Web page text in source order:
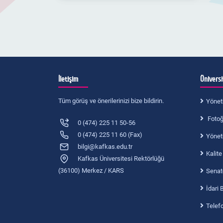
Aday Öğrenci
İletişim
Tüm görüş ve önerilerinizi bize bildirin.
0 (474) 225 11 50-56
0 (474) 225 11 60 (Fax)
bilgi@kafkas.edu.tr
Kafkas Üniversitesi Rektörlüğü
(36100) Merkez / KARS
İdari